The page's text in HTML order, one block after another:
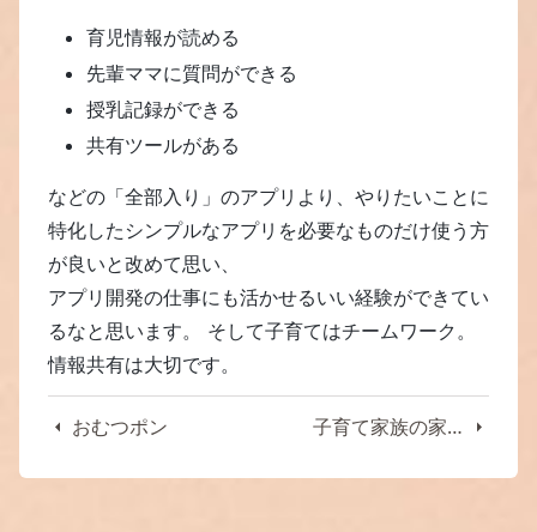
育児情報が読める
先輩ママに質問ができる
授乳記録ができる
共有ツールがある
などの「全部入り」のアプリより、やりたいことに
特化したシンプルなアプリを必要なものだけ使う方
が良いと改めて思い、
アプリ開発の仕事にも活かせるいい経験ができてい
るなと思います。 そして子育てはチームワーク。
情報共有は大切です。
おむつポン 子育て家族の家電事情